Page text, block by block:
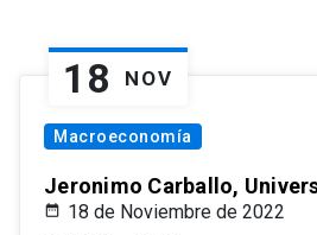
18 NOV
Macroeconomía
Jeronimo Carballo,
18 de Noviembre de 2022